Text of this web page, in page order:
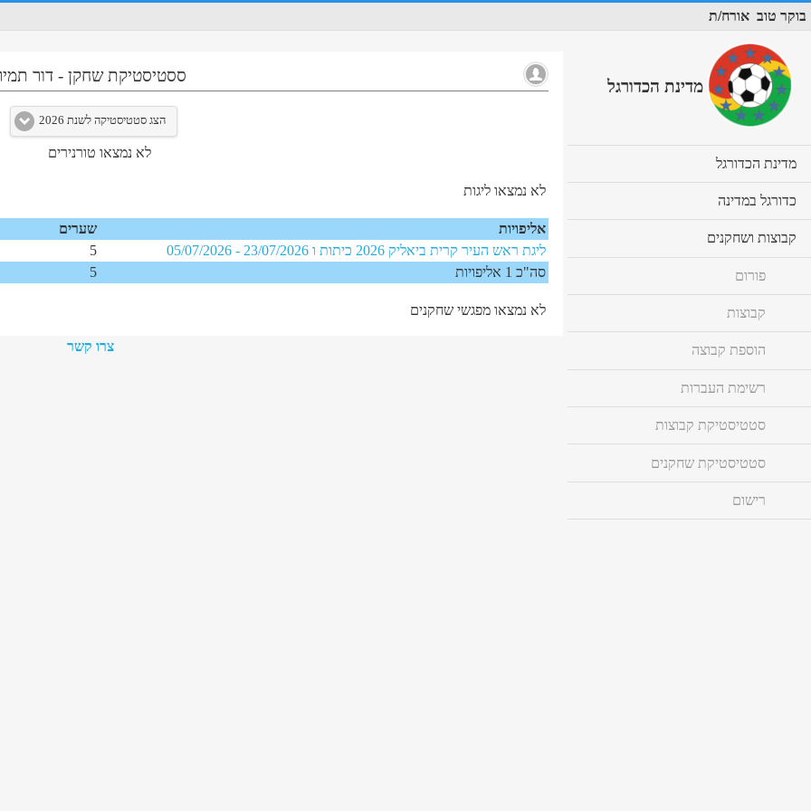
בוקר טוב אורח/ת
ססטיסטיקת שחקן -דור
הצג סטטיסטיקה לשנת 2026
לא נמצאו טורנירים
לא נמצאו ליגות
אליפויות שערים
ליגת ראש העיר קרית ביאליק 2026 כיתות ו
23/07/2026
-
05/07/2026
5
סה"כ 1 אליפויות
5
לא נמצאו מפגשי שחקנים
צרו קשר
מדינת הכדורגל
מדינת הכדורגל
to
כדורגל במדינה
to
קבוצות ושחקנים
to
פורום
קבוצות
הוספת קבוצה
רשימת העברות
סטטיסטיקת קבוצות
סטטיסטיקת שחקנים
רישום